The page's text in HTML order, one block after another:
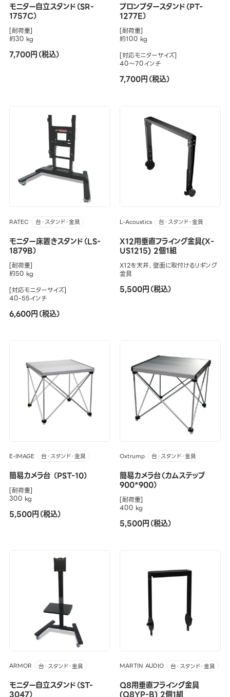
モニター自立スタンド（SR-
1757C）
[耐荷重]
約30 kg
7,700円（税込）
プロンプタースタンド（PT-
1277E）
[耐荷重]
約100 kg
[対応モニターサイズ]
40～70インチ
7,700円（税込）
RATEC 台・スタンド・金具
モニター床置きスタンド（LS-
1879B）
[耐荷重]
約50 kg
[対応モニターサイズ]
40-55インチ
6,600円（税込）
L-Acoustics 台・スタンド・金具
X12用垂直フライング金具(X-
US1215) 2個1組
X12を天井、壁面に取付けるリギング
金具
5,500円（税込）
E-IMAGE 台・スタンド・金具
簡易カメラ台 （PST-10）
[耐荷重]
300 kg
5,500円（税込）
Oxtrump 台・スタンド・金具
簡易カメラ台（カムステップ
900*900）
[耐荷重]
400 kg
5,500円（税込）
ARMOR 台・スタンド・金具
モニター自立スタンド（ST-
3047）
MARTIN AUDIO 台・スタンド・金具
Q8用垂直フライング金具
(Q8YP-B) 2個1組